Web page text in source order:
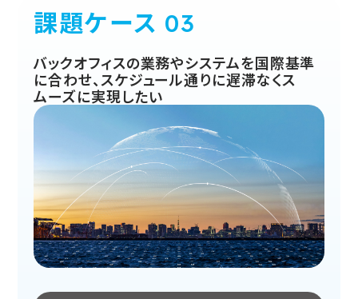
課題ケース
バックオフィスの業務やシステムを国際基準
に合わせ、スケジュール通りに遅滞なくス
ムーズに実現したい